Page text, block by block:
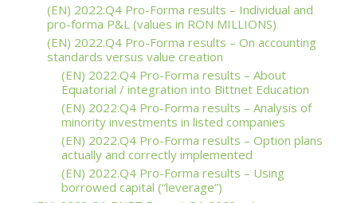
(EN) 2022.Q4 Pro-Forma results – Individual and
pro-forma P&L (values in RON MILLIONS)
(EN) 2022.Q4 Pro-Forma results – On accounting
standards versus value creation
(EN) 2022.Q4 Pro-Forma results – About
Equatorial / integration into Bittnet Education
(EN) 2022.Q4 Pro-Forma results – Analysis of
minority investments in listed companies
(EN) 2022.Q4 Pro-Forma results – Option plans
actually and correctly implemented
(EN) 2022.Q4 Pro-Forma results – Using
borrowed capital (“leverage”)